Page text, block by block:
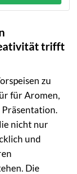
trifft
zu
für Aromen,
nicht nur
und
Die